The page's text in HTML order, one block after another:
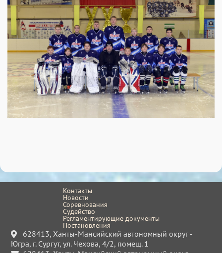
Контакты
Новости
Соревнования
Судейство
Регламентирующие документы
Постановления
628413, Ханты-Мансийский автономный округ -
Югра, г. Сургут, ул. Чехова, 4/2, помещ. 1